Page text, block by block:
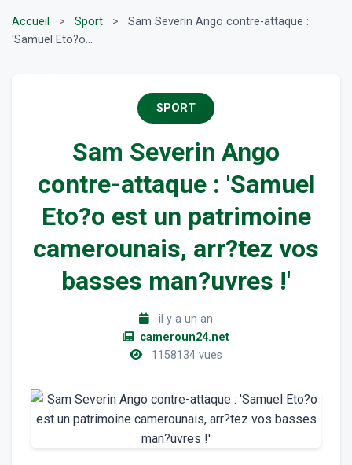
Accueil > Sport >
Sam Severin Ango contre-attaque :
'Samuel Eto?o...
SPORT
Sam Severin Ango
contre-attaque : 'Samuel
Eto?o est un patrimoine
camerounais, arr?tez vos
basses man?uvres !'
il y a un an
cameroun24.net
1158134 vues